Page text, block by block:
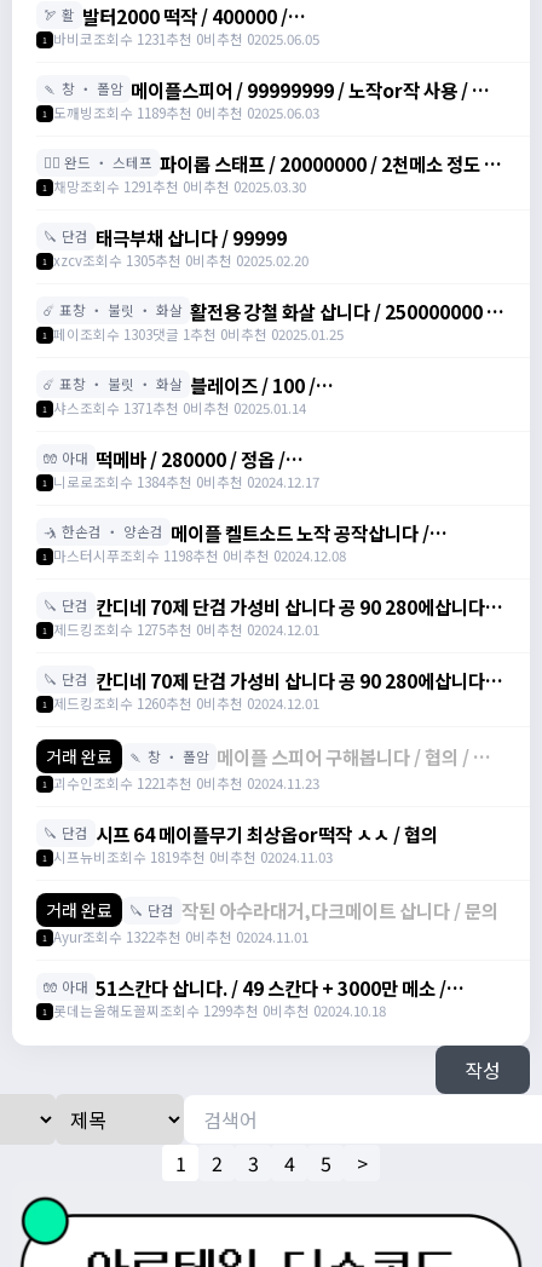
🏹 활 발터2000 떡작 / 400000 /
https://open.kakao.com/o/sRKFh9zh / 400000
https://open.kakao.com/o/sRKFh9zh
1 바비코조회수 1231추천 0비추천 02025.06.05
🍡 창 ・ 폴암 메이플스피어 / 99999999 / 노작or작 사용 / ㅋㅌ
qwer12335
1 도깨빙조회수 1189추천 0비추천 02025.06.03
🧙‍♀️ 완드 ・ 스테프 파이롭 스태프 / 20000000 / 2천메소 정도 /
https://open.kakao.com/o/s0RPbjhh
1 채망조회수 1291추천 0비추천 02025.03.30
🔪 단검 태극부채 삽니다 / 99999
1 xzcv조회수 1305추천 0비추천 02025.02.20
☄️ 표창 ・ 불릿 ・ 화살 활전용 강철 화살 삽니다 / 250000000 /
화살 / 쪽지 주세요~ 접속중
1 페이조회수 1303댓글 1추천 0비추천 02025.01.25
☄️ 표창 ・ 불릿 ・ 화살 블레이즈 / 100 /
https://open.kakao.com/o/sNwKGyah
1 샤스조회수 1371추천 0비추천 02025.01.14
🧤 아대 떡메바 / 280000 / 정옵 /
https://open.kakao.com/o/sUXaXC5g
1 니로로조회수 1384추천 0비추천 02024.12.17
🤺 한손검 ・ 양손검 메이플 켈트소드 노작 공작삽니다 /
3000000
1 마스터시푸조회수 1198추천 0비추천 02024.12.08
🔪 단검 칸디네 70제 단검 가성비 삽니다 공 90 280에삽니다! /
2800000 /
1 제드킹조회수 1275추천 0비추천 02024.12.01
🔪 단검 칸디네 70제 단검 가성비 삽니다 공 90 280에삽니다! /
2800000 /
1 제드킹조회수 1260추천 0비추천 02024.12.01
거래 완료 🍡 창 ・ 폴암 메이플 스피어 구해봅니다 / 협의 / 협
의 / 공격력+79 STR+8 /
1 괴수인조회수 1221추천 0비추천 02024.11.23
🔪 단검 시프 64 메이플무기 최상옵or떡작 ㅅㅅ / 협의
1 시프뉴비조회수 1819추천 0비추천 02024.11.03
거래 완료 🔪 단검 작된 아수라대거,다크메이트 삽니다 / 문의
1 Ayur조회수 1322추천 0비추천 02024.11.01
🧤 아대 51스칸다 삽니다. / 49 스칸다 + 3000만 메소 /
https://open.kakao.com/o/gMh6jgUg
1 롯데는올해도꼴찌조회수 1299추천 0비추천 02024.10.18
작성
1 2 3 4 5 >